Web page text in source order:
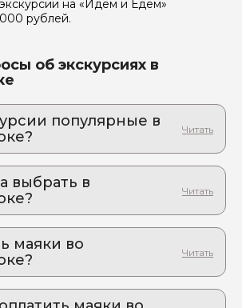
на «Идем и Едем»
рублей.
об экскурсиях в
популярные в
Дальний восток: от городских
Русский
бухту Стеклянная и Русский
поездка на авто в красивейшие
края
выбрать в
маяки во